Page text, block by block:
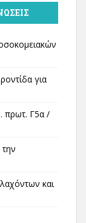
για
πρωτ. Γ5α /
και